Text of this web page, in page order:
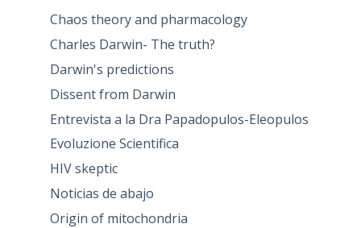
Chaos theory and pharmacology
Charles Darwin- The truth?
Darwin's predictions
Dissent from Darwin
Entrevista a la Dra Papadopulos-Eleopulos
Evoluzione Scientifica
HIV skeptic
Noticias de abajo
Origin of mitochondria